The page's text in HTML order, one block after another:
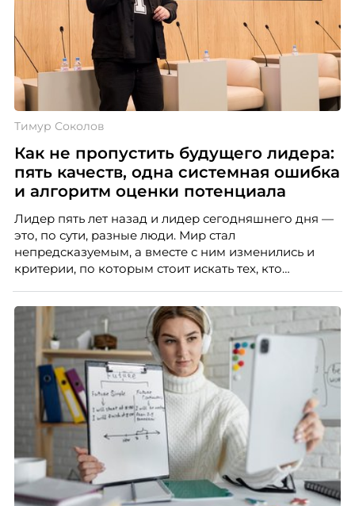
Тимур Соколов
Как не пропустить будущего лидера:
пять качеств, одна системная ошибка
и алгоритм оценки потенциала
Лидер пять лет назад и лидер сегодняшнего дня —
это, по сути, разные люди. Мир стал
непредсказуемым, а вместе с ним изменились и
критерии, по которым стоит искать тех, кто
«свадебного генерала», почему стандартные
системы оценки часто упускают самых талантливых
людей и как выявить лидерский потенциал ещё до
того, как он проявится в цифрах KPI, рассказывает
Тимур Соколов, ключевой эксперт по
стратегическому развитию и формированию
культуры лидерства в организациях.